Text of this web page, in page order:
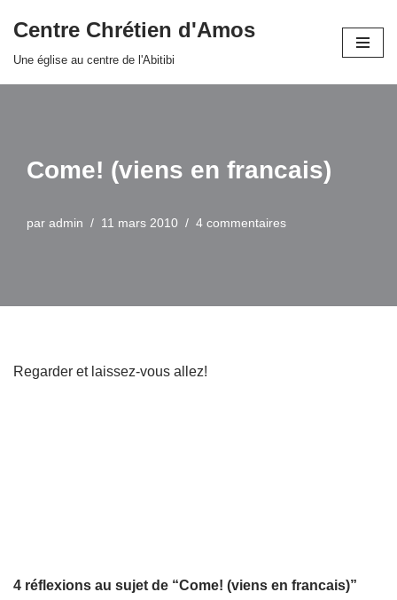
Centre Chrétien d'Amos
Une église au centre de l'Abitibi
Come! (viens en francais)
par admin 11 mars 2010 4 commentaires
Regarder et laissez-vous allez!
4 réflexions au sujet de “Come! (viens en francais)”